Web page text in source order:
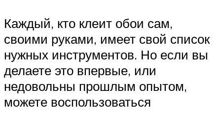
Каждый, кто клеит обои сам,
своими руками, имеет свой список
нужных инструментов. Но если вы
делаете это впервые, или
недовольны прошлым опытом,
можете воспользоваться